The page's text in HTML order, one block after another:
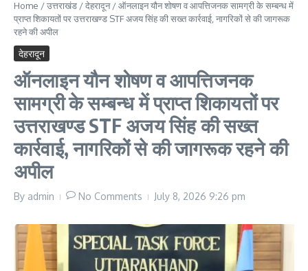
Home /उत्तराखंड /देहरादून/ऑनलाइन यौन शोषण व आपत्तिजनक सामग्री के सम्बन्ध में
प्राप्त शिकायतों पर उत्तराखण्ड STF अजय सिंह की सख्त कार्रवाई, नागरिकों से की जागरूक
रहने की अपील
देहरादून
ऑनलाइन यौन शोषण व आपत्तिजनक
सामग्री के सम्बन्ध में प्राप्त शिकायतों पर
उत्तराखण्ड STF अजय सिंह की सख्त
कार्रवाई, नागरिकों से की जागरूक रहने की
अपील
By admin No Comments July 8, 2026 9:26 pm